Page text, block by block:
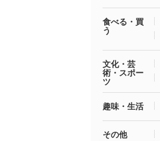
食べる・買
う
文化・芸
術・スポー
ツ
趣味・生活
その他